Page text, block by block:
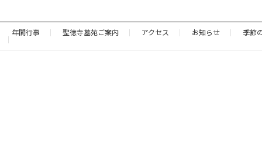
年間行事 聖徳寺墓苑ご案内 アクセス お知らせ 季節